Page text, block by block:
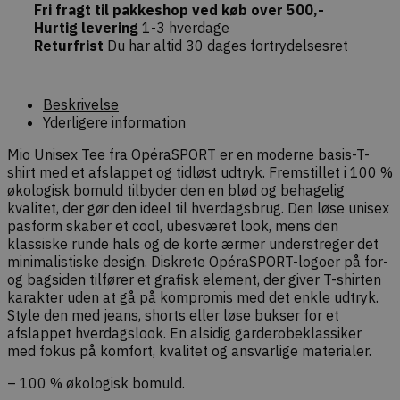
Fri fragt til pakkeshop ved køb over 500,-
Hurtig levering 1-3 hverdage
Returfrist Du har altid 30 dages fortrydelsesret
Beskrivelse
Yderligere information
Mio Unisex Tee fra OpéraSPORT er en moderne basis-T-
shirt med et afslappet og tidløst udtryk. Fremstillet i 100 %
økologisk bomuld tilbyder den en blød og behagelig
kvalitet, der gør den ideel til hverdagsbrug. Den løse unisex
pasform skaber et cool, ubesværet look, mens den
klassiske runde hals og de korte ærmer understreger det
minimalistiske design. Diskrete OpéraSPORT-logoer på for-
og bagsiden tilfører et grafisk element, der giver T-shirten
karakter uden at gå på kompromis med det enkle udtryk.
Style den med jeans, shorts eller løse bukser for et
afslappet hverdagslook. En alsidig garderobeklassiker
med fokus på komfort, kvalitet og ansvarlige materialer.
– 100 % økologisk bomuld.
commercekit-
dekarl.dk
1 time
beskytter
Cross-
angreb
bekræfte
ægthed
Navn